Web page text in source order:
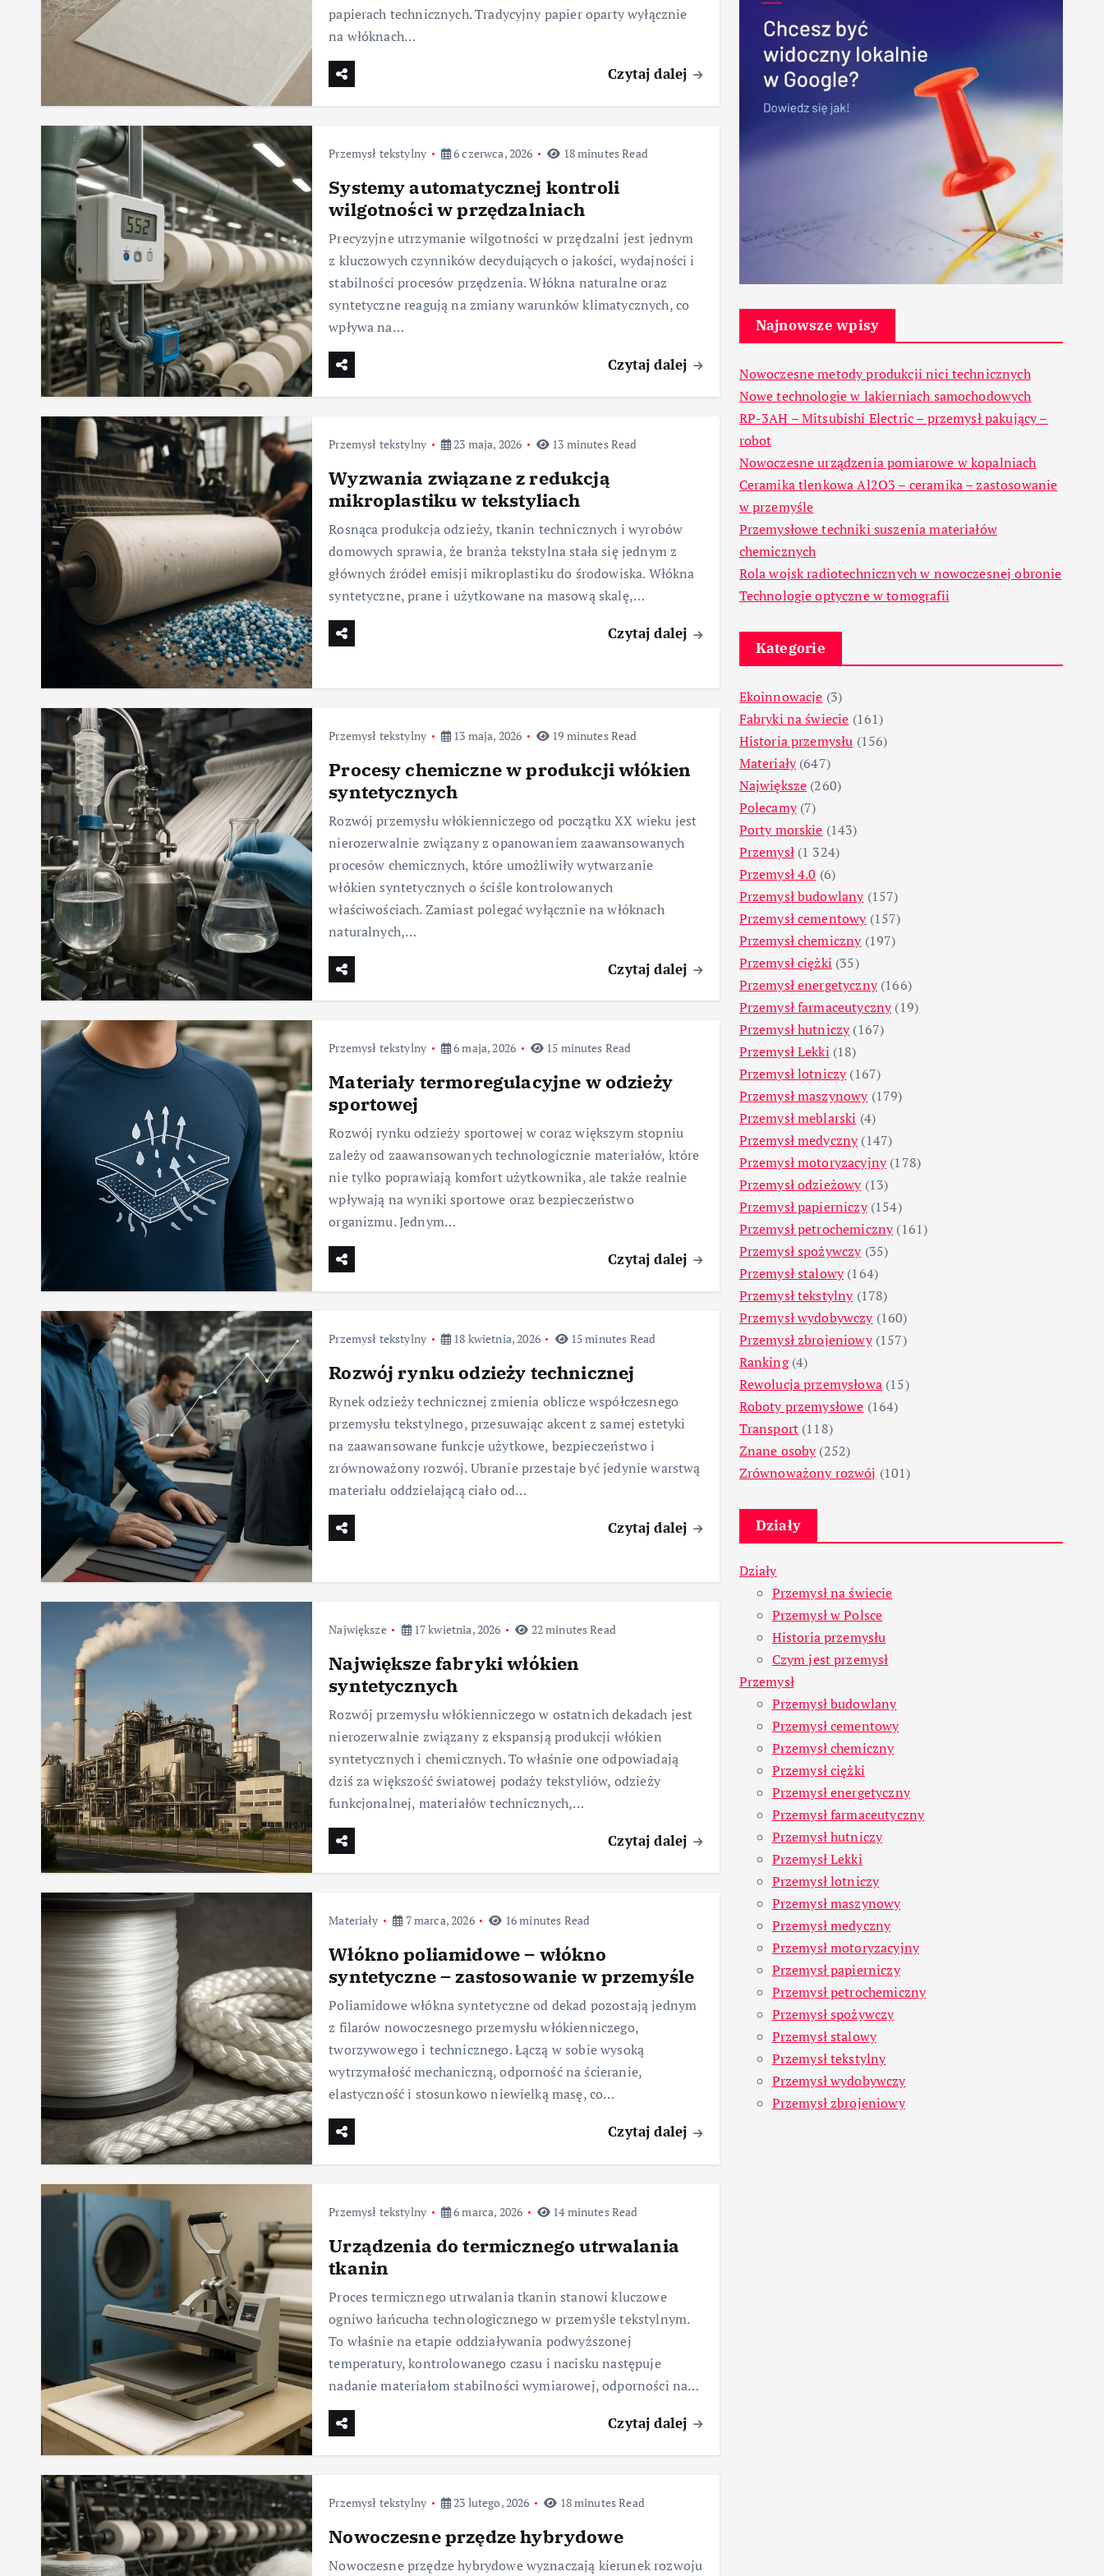
papierach technicznych. Tradycyjny papier oparty wyłącznie
na włóknach…
Czytaj dalej
Przemysł tekstylny 6 czerwca, 2026 18 minutes Read
Systemy automatycznej kontroli
wilgotności w przędzalniach
Precyzyjne utrzymanie wilgotności w przędzalni jest jednym
z kluczowych czynników decydujących o jakości, wydajności i
stabilności procesów przędzenia. Włókna naturalne oraz
syntetyczne reagują na zmiany warunków klimatycznych, co
wpływa na…
Czytaj dalej
Przemysł tekstylny 23 maja, 2026 13 minutes Read
Wyzwania związane z redukcją
mikroplastiku w tekstyliach
Rosnąca produkcja odzieży, tkanin technicznych i wyrobów
domowych sprawia, że branża tekstylna stała się jednym z
głównych źródeł emisji mikroplastiku do środowiska. Włókna
syntetyczne, prane i użytkowane na masową skalę,…
Czytaj dalej
Przemysł tekstylny 13 maja, 2026 19 minutes Read
Procesy chemiczne w produkcji włókien
syntetycznych
Rozwój przemysłu włókienniczego od początku XX wieku jest
nierozerwalnie związany z opanowaniem zaawansowanych
procesów chemicznych, które umożliwiły wytwarzanie
włókien syntetycznych o ściśle kontrolowanych
właściwościach. Zamiast polegać wyłącznie na włóknach
naturalnych,…
Czytaj dalej
Przemysł tekstylny 6 maja, 2026 15 minutes Read
Materiały termoregulacyjne w odzieży
sportowej
Rozwój rynku odzieży sportowej w coraz większym stopniu
zależy od zaawansowanych technologicznie materiałów, które
nie tylko poprawiają komfort użytkownika, ale także realnie
wpływają na wyniki sportowe oraz bezpieczeństwo
organizmu. Jednym…
Czytaj dalej
Przemysł tekstylny 18 kwietnia, 2026 15 minutes Read
Rozwój rynku odzieży technicznej
Rynek odzieży technicznej zmienia oblicze współczesnego
przemysłu tekstylnego, przesuwając akcent z samej estetyki
na zaawansowane funkcje użytkowe, bezpieczeństwo i
zrównoważony rozwój. Ubranie przestaje być jedynie warstwą
materiału oddzielającą ciało od…
Czytaj dalej
Największe 17 kwietnia, 2026 22 minutes Read
Największe fabryki włókien
syntetycznych
Rozwój przemysłu włókienniczego w ostatnich dekadach jest
nierozerwalnie związany z ekspansją produkcji włókien
syntetycznych i chemicznych. To właśnie one odpowiadają
dziś za większość światowej podaży tekstyliów, odzieży
funkcjonalnej, materiałów technicznych,…
Czytaj dalej
Materiały 7 marca, 2026 16 minutes Read
Włókno poliamidowe – włókno
syntetyczne – zastosowanie w przemyśle
Poliamidowe włókna syntetyczne od dekad pozostają jednym
z filarów nowoczesnego przemysłu włókienniczego,
tworzywowego i technicznego. Łączą w sobie wysoką
wytrzymałość mechaniczną, odporność na ścieranie,
elastyczność i stosunkowo niewielką masę, co…
Czytaj dalej
Przemysł tekstylny 6 marca, 2026 14 minutes Read
Urządzenia do termicznego utrwalania
tkanin
Proces termicznego utrwalania tkanin stanowi kluczowe
ogniwo łańcucha technologicznego w przemyśle tekstylnym.
To właśnie na etapie oddziaływania podwyższonej
temperatury, kontrolowanego czasu i nacisku następuje
nadanie materiałom stabilności wymiarowej, odporności na…
Czytaj dalej
Przemysł tekstylny 23 lutego, 2026 18 minutes Read
Nowoczesne przędze hybrydowe
Nowoczesne przędze hybrydowe wyznaczają kierunek rozwoju
Najnowsze wpisy
Nowoczesne metody produkcji nici technicznych
Nowe technologie w lakierniach samochodowych
RP-3AH – Mitsubishi Electric – przemysł pakujący –
robot
Nowoczesne urządzenia pomiarowe w kopalniach
Ceramika tlenkowa Al2O3 – ceramika – zastosowanie
w przemyśle
Przemysłowe techniki suszenia materiałów
chemicznych
Rola wojsk radiotechnicznych w nowoczesnej obronie
Technologie optyczne w tomografii
Kategorie
Ekoinnowacje (3)
Fabryki na świecie (161)
Historia przemysłu (156)
Materiały(647)
Największe (260)
Polecamy(7)
Porty morskie (143)
Przemysł(1 324)
Przemysł 4.0 (6)
Przemysł budowlany(157)
Przemysł cementowy(157)
Przemysł chemiczny(197)
Przemysł ciężki (35)
Przemysł energetyczny(166)
Przemysł farmaceutyczny(19)
Przemysł hutniczy(167)
Przemysł Lekki (18)
Przemysł lotniczy(167)
Przemysł maszynowy(179)
Przemysł meblarski (4)
Przemysł medyczny(147)
Przemysł motoryzacyjny(178)
Przemysł odzieżowy(13)
Przemysł papierniczy(154)
Przemysł petrochemiczny(161)
Przemysł spożywczy(35)
Przemysł stalowy(164)
Przemysł tekstylny(178)
Przemysł wydobywczy(160)
Przemysł zbrojeniowy(157)
Ranking(4)
Rewolucja przemysłowa(15)
Roboty przemysłowe (164)
Transport (118)
Znane osoby(252)
Zrównoważony rozwój (101)
Działy
Działy
Przemysł na świecie
Przemysł w Polsce
Historia przemysłu
Czym jest przemysł
Przemysł
Przemysł budowlany
Przemysł cementowy
Przemysł chemiczny
Przemysł ciężki
Przemysł energetyczny
Przemysł farmaceutyczny
Przemysł hutniczy
Przemysł Lekki
Przemysł lotniczy
Przemysł maszynowy
Przemysł medyczny
Przemysł motoryzacyjny
Przemysł papierniczy
Przemysł petrochemiczny
Przemysł spożywczy
Przemysł stalowy
Przemysł tekstylny
Przemysł wydobywczy
Przemysł zbrojeniowy